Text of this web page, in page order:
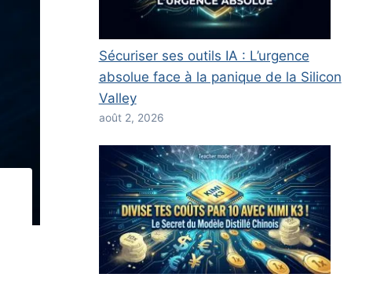
Sécuriser ses outils IA : L’urgence
absolue face à la panique de la Silicon
Valley
août 2, 2026